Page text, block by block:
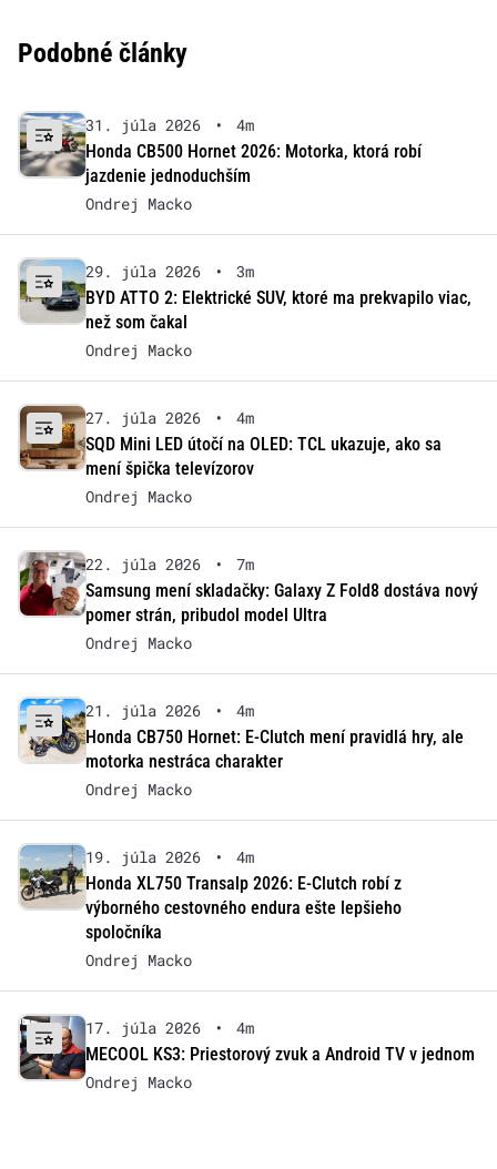
Podobné články
31. júla 2026 •
4m
Honda CB500 Hornet 2026: Motorka, ktorá robí
jazdenie jednoduchším
Ondrej Macko
29. júla 2026 •
3m
BYD ATTO 2: Elektrické SUV, ktoré ma prekvapilo viac,
než som čakal
Ondrej Macko
27. júla 2026 •
4m
SQD Mini LED útočí na OLED: TCL ukazuje, ako sa
mení špička televízorov
Ondrej Macko
22. júla 2026 •
7m
Samsung mení skladačky: Galaxy Z Fold8 dostáva nový
pomer strán, pribudol model Ultra
Ondrej Macko
21. júla 2026 •
4m
Honda CB750 Hornet: E-Clutch mení pravidlá hry, ale
motorka nestráca charakter
Ondrej Macko
19. júla 2026 •
4m
Honda XL750 Transalp 2026: E-Clutch robí z
výborného cestovného endura ešte lepšieho
spoločníka
Ondrej Macko
17. júla 2026 •
4m
MECOOL KS3: Priestorový zvuk a Android TV v jednom
Ondrej Macko